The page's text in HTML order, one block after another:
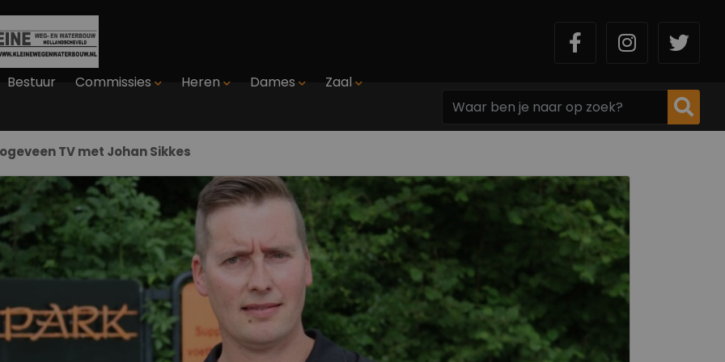
Bestuur Commissies Heren Dames Zaal
TV met Johan Sikkes